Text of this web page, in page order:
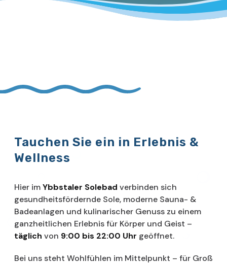
Tauchen Sie ein in Erlebnis &
Wellness
Hier imYbbstaler Solebad verbinden sich
gesundheitsfördernde Sole, moderne Sauna- &
Badeanlagen und kulinarischer Genuss zu einem
ganzheitlichen Erlebnis für Körper und Geist –
täglich von 9:00 bis 22:00 Uhr geöffnet.
Bei uns steht Wohlfühlen im Mittelpunkt – für Groß